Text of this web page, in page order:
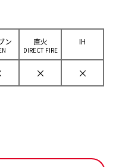
ン 直⽕
DIRECT FIRE
IH
× ×